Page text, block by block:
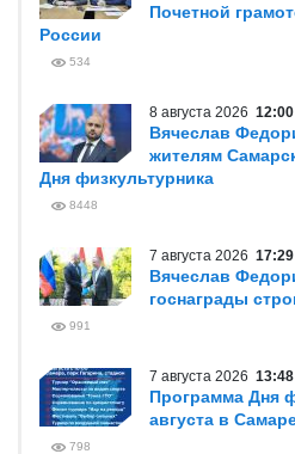
Почетной
России
534
8 августа 2026 12:00
Вячеслав
жителям
Дня физкультурника
8448
7 августа 2026 17:29
Вячеслав
госнаграды
991
7 августа 2026 13:48
Программа Дня
августа в
798